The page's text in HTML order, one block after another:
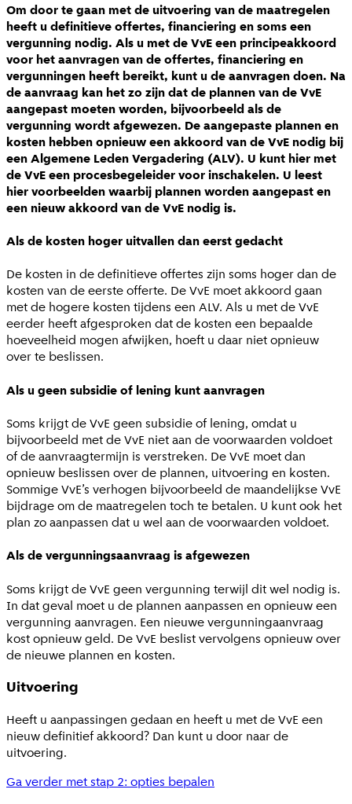
Om door te gaan met de uitvoering van de maatregelen
heeft u definitieve offertes, financiering en soms een
vergunning nodig. Als u met de VvE een principeakkoord
voor het aanvragen van de offertes, financiering en
vergunningen heeft bereikt, kunt u de aanvragen doen. Na
de aanvraag kan het zo zijn dat de plannen van de VvE
aangepast moeten worden, bijvoorbeeld als de
vergunning wordt afgewezen. De aangepaste plannen en
kosten hebben opnieuw een akkoord van de VvE nodig bij
een Algemene Leden Vergadering (ALV). U kunt hier met
de VvE een procesbegeleider voor inschakelen. U leest
hier voorbeelden waarbij plannen worden aangepast en
een nieuw akkoord van de VvE nodig is.
Als de kosten hoger uitvallen dan eerst gedacht
De kosten in de definitieve offertes zijn soms hoger dan de
kosten van de eerste offerte. De VvE moet akkoord gaan
met de hogere kosten tijdens een ALV. Als u met de VvE
eerder heeft afgesproken dat de kosten een bepaalde
hoeveelheid mogen afwijken, hoeft u daar niet opnieuw
over te beslissen.
Als u geen subsidie of lening kunt aanvragen
Soms krijgt de VvE geen subsidie of lening, omdat u
bijvoorbeeld met de VvE niet aan de voorwaarden voldoet
of de aanvraagtermijn is verstreken. De VvE moet dan
opnieuw beslissen over de plannen, uitvoering en kosten.
Sommige VvE’s verhogen bijvoorbeeld de maandelijkse VvE
bijdrage om de maatregelen toch te betalen. U kunt ook het
plan zo aanpassen dat u wel aan de voorwaarden voldoet.
Als de vergunningsaanvraag is afgewezen
Soms krijgt de VvE geen vergunning terwijl dit wel nodig is.
In dat geval moet u de plannen aanpassen en opnieuw een
vergunning aanvragen. Een nieuwe vergunningaanvraag
kost opnieuw geld. De VvE beslist vervolgens opnieuw over
de nieuwe plannen en kosten.
Uitvoering
Heeft u aanpassingen gedaan en heeft u met de VvE een
nieuw definitief akkoord? Dan kunt u door naar de
uitvoering.
Ga verder met stap 2: opties bepalen